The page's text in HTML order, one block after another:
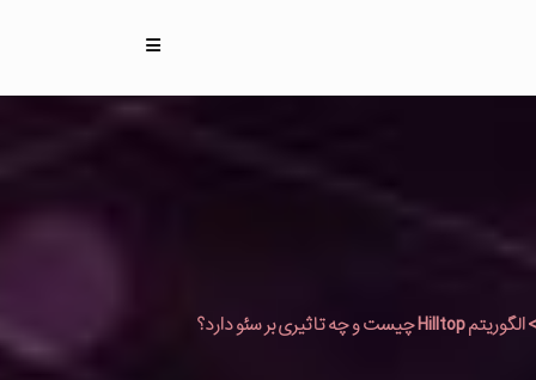
الگوریتم Hilltop چیست و چه تاثیری بر سئو دارد؟